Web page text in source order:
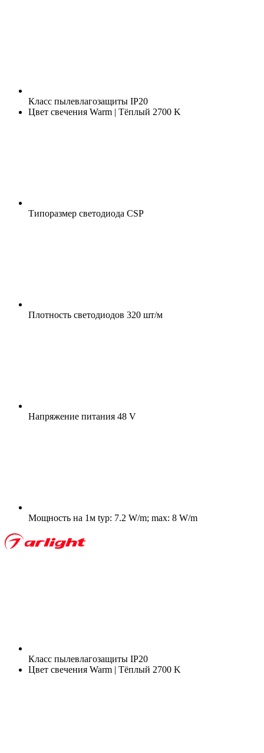
Класс пылевлагозащиты IP20
Цвет свечения Warm | Тёплый 2700 K
Типоразмер светодиода CSP
Плотность светодиодов 320 шт/м
Напряжение питания 48 V
Мощность на 1м typ: 7.2 W/m; max: 8 W/m
Класс пылевлагозащиты IP20
Цвет свечения Warm | Тёплый 2700 K